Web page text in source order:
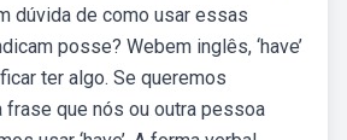
dúvida de como usar essas
posse? Webem inglês, ‘have’
ter algo. Se queremos
frase que nós ou outra pessoa